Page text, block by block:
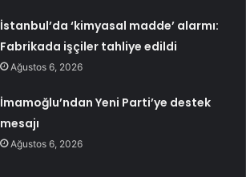
İstanbul’da ‘kimyasal madde’ alarmı:
Fabrikada işçiler tahliye edildi
Ağustos 6, 2026
İmamoğlu’ndan Yeni Parti’ye destek
mesajı
Ağustos 6, 2026